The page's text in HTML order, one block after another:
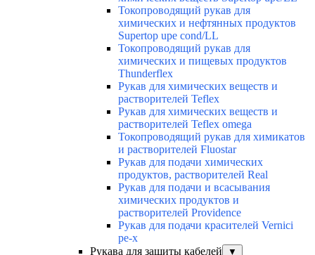
Токопроводящий рукав для
химических и нефтянных продуктов
Supertop upe cond/LL
Токопроводящий рукав для
химических и пищевых продуктов
Thunderflex
Рукав для химических веществ и
растворителей Teflex
Рукав для химических веществ и
растворителей Teflex omega
Токопроводящий рукав для химикатов
и растворителей Fluostar
Рукав для подачи химических
продуктов, растворителей Real
Рукав для подачи и всасывания
химических продуктов и
растворителей Providence
Рукав для подачи красителей Vernici
pe-x
Рукава для защиты кабелей
▼